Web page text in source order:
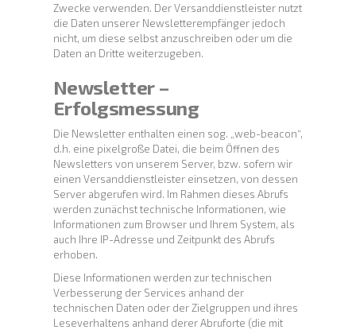
Zwecke verwenden. Der Versanddienstleister nutzt
die Daten unserer Newsletterempfänger jedoch
nicht, um diese selbst anzuschreiben oder um die
Daten an Dritte weiterzugeben.
Newsletter –
Erfolgsmessung
Die Newsletter enthalten einen sog. „web-beacon“,
d.h. eine pixelgroße Datei, die beim Öffnen des
Newsletters von unserem Server, bzw. sofern wir
einen Versanddienstleister einsetzen, von dessen
Server abgerufen wird. Im Rahmen dieses Abrufs
werden zunächst technische Informationen, wie
Informationen zum Browser und Ihrem System, als
auch Ihre IP-Adresse und Zeitpunkt des Abrufs
erhoben.
Diese Informationen werden zur technischen
Verbesserung der Services anhand der
technischen Daten oder der Zielgruppen und ihres
Leseverhaltens anhand derer Abruforte (die mit